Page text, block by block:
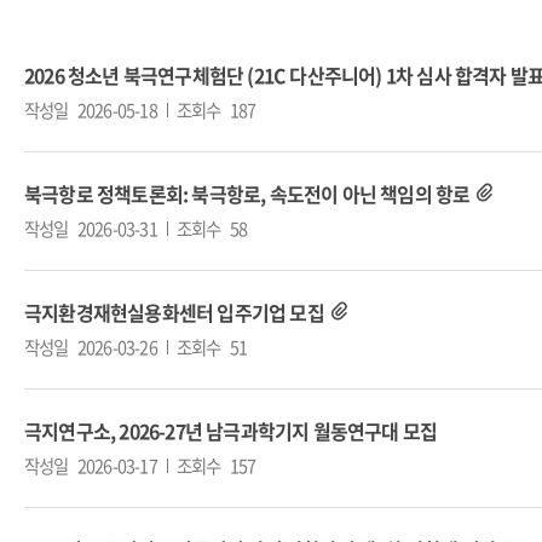
2026 청소년 북극연구체험단 (21C 다산주니어) 1차 심사 합격자 발
작성일 2026-05-18 조회수 187
북극항로 정책토론회: 북극항로, 속도전이 아닌 책임의 항로
작성일 2026-03-31 조회수 58
극지환경재현실용화센터 입주기업 모집
작성일 2026-03-26 조회수 51
극지연구소, 2026-27년 남극과학기지 월동연구대 모집
작성일 2026-03-17 조회수 157